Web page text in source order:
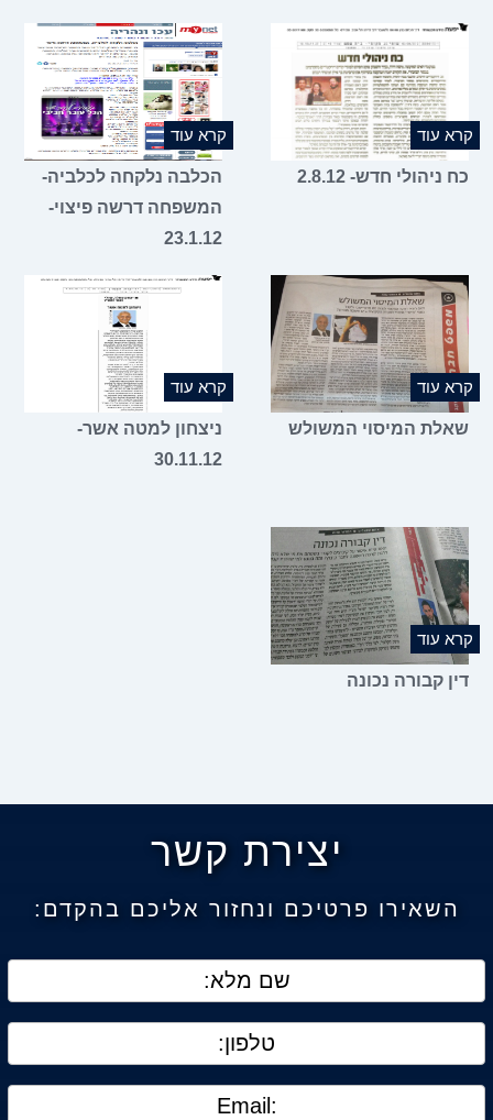
קרא עוד
כח ניהולי חדש- 2.8.12
קרא עוד
הכלבה נלקחה לכלביה-
המשפחה דרשה פיצוי-
23.1.12
קרא עוד
שאלת המיסוי המשולש
קרא עוד
ניצחון למטה אשר-
30.11.12
קרא עוד
דין קבורה נכונה
יצירת קשר
השאירו פרטיכם ונחזור אליכם בהקדם: